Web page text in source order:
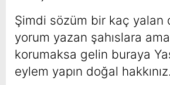
Şimdi sözüm bir kaç yalan
yorum yazan şahıslara
korumaksa gelin buraya
eylem yapın doğal hakkınız.